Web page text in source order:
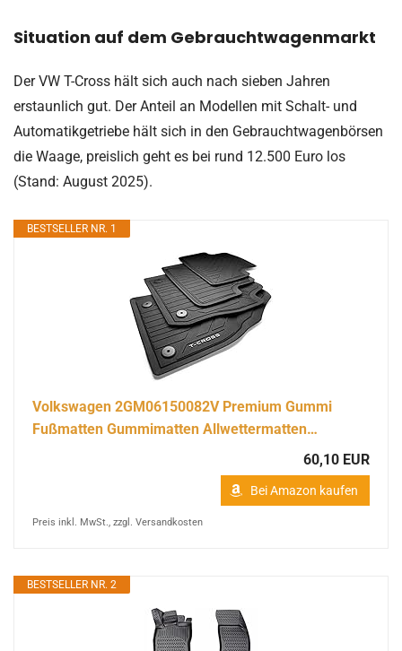
Situation auf dem Gebrauchtwagenmarkt
Der VW T-Cross hält sich auch nach sieben Jahren
erstaunlich gut. Der Anteil an Modellen mit Schalt- und
Automatikgetriebe hält sich in den Gebrauchtwagenbörsen
die Waage, preislich geht es bei rund 12.500 Euro los
(Stand: August 2025).
BESTSELLER NR. 1
Volkswagen 2GM06150082V Premium Gummi
Fußmatten Gummimatten Allwettermatten…
60,10 EUR
Bei Amazon kaufen
Preis inkl. MwSt., zzgl. Versandkosten
BESTSELLER NR. 2